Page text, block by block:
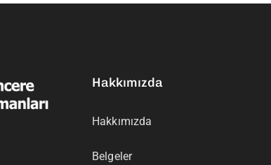
Hakkımızda
Hakkımızda
Belgeler